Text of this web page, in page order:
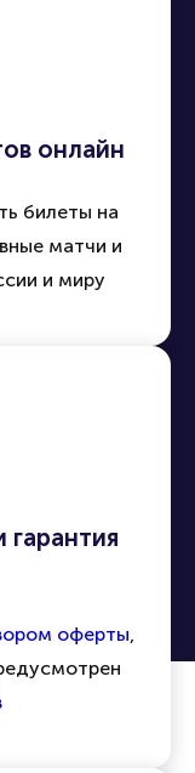
онлайн
билеты на
матчи и
и миру
гарантия
оферты,